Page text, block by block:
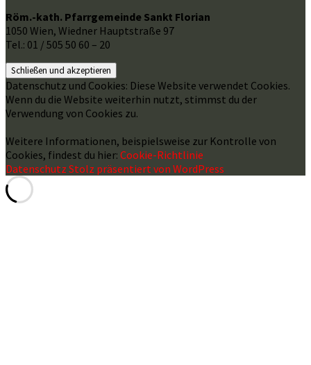
Röm.-kath. Pfarrgemeinde Sankt Florian
1050 Wien, Wiedner Hauptstraße 97
Tel.: 01 / 505 50 60 – 20
Datenschutz und Cookies: Diese Website verwendet Cookies.
Wenn du die Website weiterhin nutzt, stimmst du der
Verwendung von Cookies zu.
Weitere Informationen, beispielsweise zur Kontrolle von
Cookies, findest du hier: Cookie-Richtlinie
Datenschutz Stolz präsentiert von WordPress